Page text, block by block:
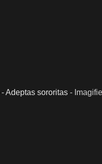
-Adeptas sororitas -